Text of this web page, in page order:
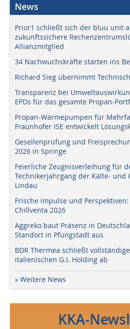
News
Prior1 schließt sich der bluu unit
zukunftssichere
Allianzmitglied
34 Nachwuchskräfte starten ins
Richard Sieg übernimmt
Transparenz bei
EPDs für das gesamte Propan-
Propan-Wärmepumpen für
Fraunhofer ISE entwickelt
Gesellenprüfung und
2026 in Springe
Feierliche Zeugnisverleihung für
Technikerjahrgang der Kälte- und
Lindau
Frische Impulse und
Chillventa 2026
Aggreko baut Präsenz in
Standort in Pfungstadt aus
BDR Thermea schließt
italienischen G.I. Holding ab
» Weitere News
KKA-